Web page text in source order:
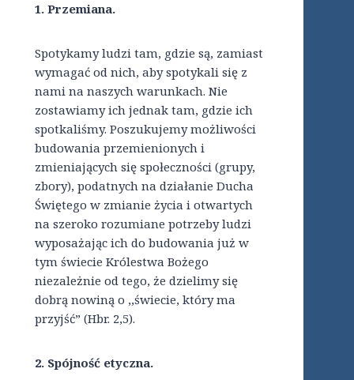
1. Przemiana.
Spotykamy ludzi tam, gdzie są, zamiast
wymagać od nich, aby spotykali się z
nami na naszych warunkach. Nie
zostawiamy ich jednak tam, gdzie ich
spotkaliśmy. Poszukujemy możliwości
budowania przemienionych i
zmieniających się społeczności (grupy,
zbory), podatnych na działanie Ducha
Świętego w zmianie życia i otwartych
na szeroko rozumiane potrzeby ludzi
wyposażając ich do budowania już w
tym świecie Królestwa Bożego
niezależnie od tego, że dzielimy się
dobrą nowiną o ,,świecie, który ma
przyjść” (Hbr. 2,5).
2. Spójność etyczna.